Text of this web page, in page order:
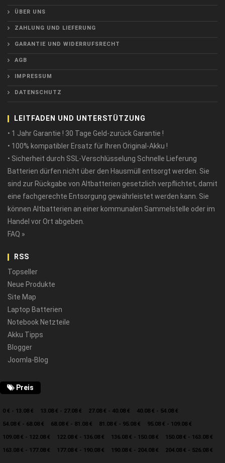
ÜBER UNS
ZAHLUNG UND LIEFERUNG
GARANTIE UND WIDERRUFSRECHT
AGB
IMPRESSUM
DATENSCHUTZ
LEITFADEN UND UNTERSTÜTZUNG
• 1 Jahr Garantie ! 30 Tage Geld-zurück Garantie !
• 100% kompatibler Ersatz für Ihren Original-Akku !
• Sicherheit durch SSL-Verschlüsselung Schnelle Lieferung
Batterien dürfen nicht über den Hausmüll entsorgt werden. Sie
sind zur Rückgabe von Altbatterien gesetzlich verpflichtet, damit
eine fachgerechte Entsorgung gewährleistet werden kann. Sie
können Altbatterien an einer kommunalen Sammelstelle oder im
Handel vor Ort abgeben.
FAQ »
RSS
Topseller
Neue Produkte
Site Map
Laptop Batterien
Notebook Netzteile
Akku Tipps
Blogger
Joomla-Blog
Preis
0 € - 13.08 € 13.08 € - 27.08 € 27.08 € - 40.08 €
40.08 € - 54.08 €
54.08 € - 68.08 €
68.08 € - 81.08 € 81.08 € - 95.08 €
95.08 € - 109.08 €
109.08 € - 122.08 €
122.08 € - 136.08 € 136.08 € - 150.08 €
150.08 € - 163.08 €
163.08 € - 177.08 €
177.08 € - 190.08 € 190.08 € - 204.08 € 204.08 € - 526.08 €